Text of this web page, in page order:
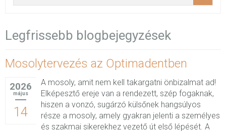
Legfrissebb blogbejegyzések
Mosolytervezés az Optimadentben
2026
május
14
A mosoly, amit nem kell takargatni önbizalmat ad!
Elképesztő ereje van a rendezett, szép fogaknak,
hiszen a vonzó, sugárzó külsőnek hangsúlyos
része a mosoly, amely gyakran jelenti a személyes
és szakmai sikerekhez vezető út első lépését. A